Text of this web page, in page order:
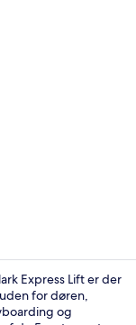
Express Lift er der
for døren,
og